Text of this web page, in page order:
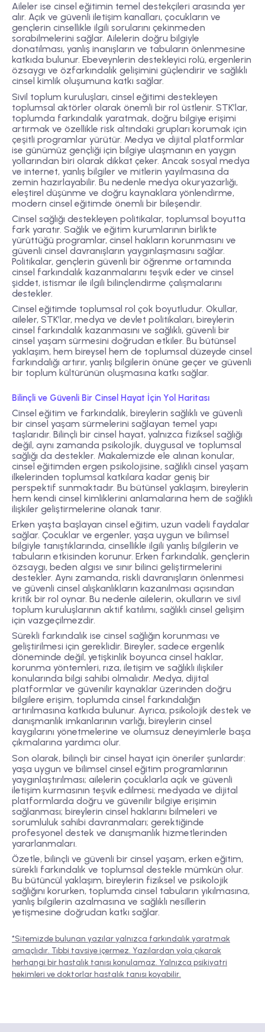
Aileler ise cinsel eğitimin temel destekçileri arasında yer
alır. Açık ve güvenli iletişim kanalları, çocukların ve
gençlerin cinsellikle ilgili sorularını çekinmeden
sorabilmelerini sağlar. Ailelerin doğru bilgiyle
donatılması, yanlış inanışların ve tabuların önlenmesine
katkıda bulunur. Ebeveynlerin destekleyici rolü, ergenlerin
özsaygı ve özfarkındalık gelişimini güçlendirir ve sağlıklı
cinsel kimlik oluşumuna katkı sağlar.
Sivil toplum kuruluşları, cinsel eğitimi destekleyen
toplumsal aktörler olarak önemli bir rol üstlenir. STK’lar,
toplumda farkındalık yaratmak, doğru bilgiye erişimi
artırmak ve özellikle risk altındaki grupları korumak için
çeşitli programlar yürütür. Medya ve dijital platformlar
ise günümüz gençliği için bilgiye ulaşmanın en yaygın
yollarından biri olarak dikkat çeker. Ancak sosyal medya
ve internet, yanlış bilgiler ve mitlerin yayılmasına da
zemin hazırlayabilir. Bu nedenle medya okuryazarlığı,
eleştirel düşünme ve doğru kaynaklara yönlendirme,
modern cinsel eğitimde önemli bir bileşendir.
Cinsel sağlığı destekleyen politikalar, toplumsal boyutta
fark yaratır. Sağlık ve eğitim kurumlarının birlikte
yürüttüğü programlar, cinsel hakların korunmasını ve
güvenli cinsel davranışların yaygınlaşmasını sağlar.
Politikalar, gençlerin güvenli bir öğrenme ortamında
cinsel farkındalık kazanmalarını teşvik eder ve cinsel
şiddet, istismar ile ilgili bilinçlendirme çalışmalarını
destekler.
Cinsel eğitimde toplumsal rol çok boyutludur. Okullar,
aileler, STK’lar, medya ve devlet politikaları, bireylerin
cinsel farkındalık kazanmasını ve sağlıklı, güvenli bir
cinsel yaşam sürmesini doğrudan etkiler. Bu bütünsel
yaklaşım, hem bireysel hem de toplumsal düzeyde cinsel
farkındalığı artırır, yanlış bilgilerin önüne geçer ve güvenli
bir toplum kültürünün oluşmasına katkı sağlar.
Bilinçli ve Güvenli Bir Cinsel Hayat İçin Yol Haritası
Cinsel eğitim ve farkındalık, bireylerin sağlıklı ve güvenli
bir cinsel yaşam sürmelerini sağlayan temel yapı
taşlarıdır. Bilinçli bir cinsel hayat, yalnızca fiziksel sağlığı
değil, aynı zamanda psikolojik, duygusal ve toplumsal
sağlığı da destekler. Makalemizde ele alınan konular,
cinsel eğitimden ergen psikolojisine, sağlıklı cinsel yaşam
ilkelerinden toplumsal katkılara kadar geniş bir
perspektif sunmaktadır. Bu bütünsel yaklaşım, bireylerin
hem kendi cinsel kimliklerini anlamalarına hem de sağlıklı
ilişkiler geliştirmelerine olanak tanır.
Erken yaşta başlayan cinsel eğitim, uzun vadeli faydalar
sağlar. Çocuklar ve ergenler, yaşa uygun ve bilimsel
bilgiyle tanıştıklarında, cinsellikle ilgili yanlış bilgilerin ve
tabuların etkisinden korunur. Erken farkındalık, gençlerin
özsaygı, beden algısı ve sınır bilinci geliştirmelerini
destekler. Aynı zamanda, riskli davranışların önlenmesi
ve güvenli cinsel alışkanlıkların kazanılması açısından
kritik bir rol oynar. Bu nedenle ailelerin, okulların ve sivil
toplum kuruluşlarının aktif katılımı, sağlıklı cinsel gelişim
için vazgeçilmezdir.
Sürekli farkındalık ise cinsel sağlığın korunması ve
geliştirilmesi için gereklidir. Bireyler, sadece ergenlik
döneminde değil, yetişkinlik boyunca cinsel haklar,
korunma yöntemleri, rıza, iletişim ve sağlıklı ilişkiler
konularında bilgi sahibi olmalıdır. Medya, dijital
platformlar ve güvenilir kaynaklar üzerinden doğru
bilgilere erişim, toplumda cinsel farkındalığın
artırılmasına katkıda bulunur. Ayrıca, psikolojik destek ve
danışmanlık imkanlarının varlığı, bireylerin cinsel
kaygılarını yönetmelerine ve olumsuz deneyimlerle başa
çıkmalarına yardımcı olur.
Son olarak, bilinçli bir cinsel hayat için öneriler şunlardır:
yaşa uygun ve bilimsel cinsel eğitim programlarının
yaygınlaştırılması; ailelerin çocuklarla açık ve güvenli
iletişim kurmasının teşvik edilmesi; medyada ve dijital
platformlarda doğru ve güvenilir bilgiye erişimin
sağlanması; bireylerin cinsel haklarını bilmeleri ve
sorumluluk sahibi davranmaları; gerektiğinde
profesyonel destek ve danışmanlık hizmetlerinden
yararlanmaları.
Özetle, bilinçli ve güvenli bir cinsel yaşam, erken eğitim,
sürekli farkındalık ve toplumsal destekle mümkün olur.
Bu bütüncül yaklaşım, bireylerin fiziksel ve psikolojik
sağlığını korurken, toplumda cinsel tabuların yıkılmasına,
yanlış bilgilerin azalmasına ve sağlıklı nesillerin
yetişmesine doğrudan katkı sağlar.
*Sitemizde bulunan yazılar yalnızca farkındalık yaratmak
amaçlıdır. Tıbbi tavsiye içermez. Yazılardan yola çıkarak
herhangi bir hastalık tanısı konulamaz. Yalnızca psikiyatri
hekimleri ve doktorlar hastalık tanısı koyabilir.